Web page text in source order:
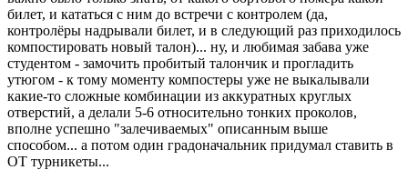
билет, и кататься с ним до встречи с контролем (да,
контролёры надрывали билет, и в следующий раз приходилось
компостировать новый талон)... ну, и любимая забава уже
студентом - замочить пробитый талончик и прогладить
утюгом - к тому моменту компостеры уже не выкалывали
какие-то сложные комбинации из аккуратных круглых
отверстий, а делали 5-6 относительно тонких проколов,
вполне успешно "залечиваемых" описанным выше
способом... а потом один градоначальник придумал ставить в
ОТ турникеты...